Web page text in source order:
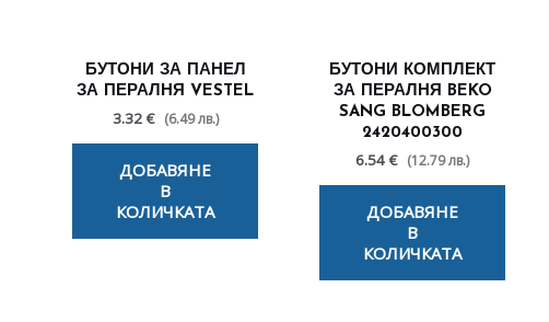
БУТОНИ ЗА ПАНЕЛ
ЗА ПЕРАЛНЯ VESTEL
3.32 € (6.49 лв.)
ДОБАВЯНЕ
В
КОЛИЧКАТА
БУТОНИ КОМПЛЕКТ
ЗА ПЕРАЛНЯ BEKO
SANG BLOMBERG
2420400300
6.54 € (12.79 лв.)
ДОБАВЯНЕ
В
КОЛИЧКАТА